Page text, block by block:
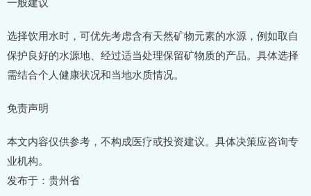
选择饮用水时，可优先考虑含有天然矿物元素的水源，例如取自
保护良好的水源地、经过适当处理保留矿物质的产品。具体选择
需结合个人健康状况和当地水质情况。
免责声明
本文内容仅供参考，不构成医疗或投资建议。具体决策应咨询专
业机构。
发布于：贵州省